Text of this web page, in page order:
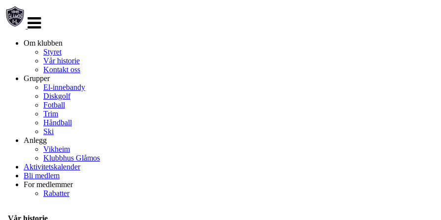
navigasjon
Om klubben
Styret
Vår historie
Kontakt oss
Grupper
El-innebandy
Diskgolf
Fotball
Trim
Håndball
Ski
Anlegg
Vikheim
Klubbhus Glåmos
Aktivitetskalender
Bli medlem
For medlemmer
Rabatter
Vår historie